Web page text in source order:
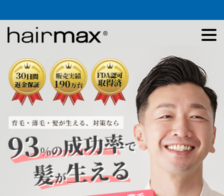
商品一覧
お客様の声
育毛コラム
お問い合わせ